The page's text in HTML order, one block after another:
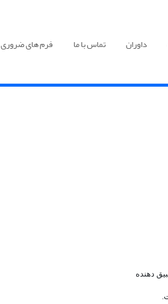
داوران تماس با ما فرم های ضروری